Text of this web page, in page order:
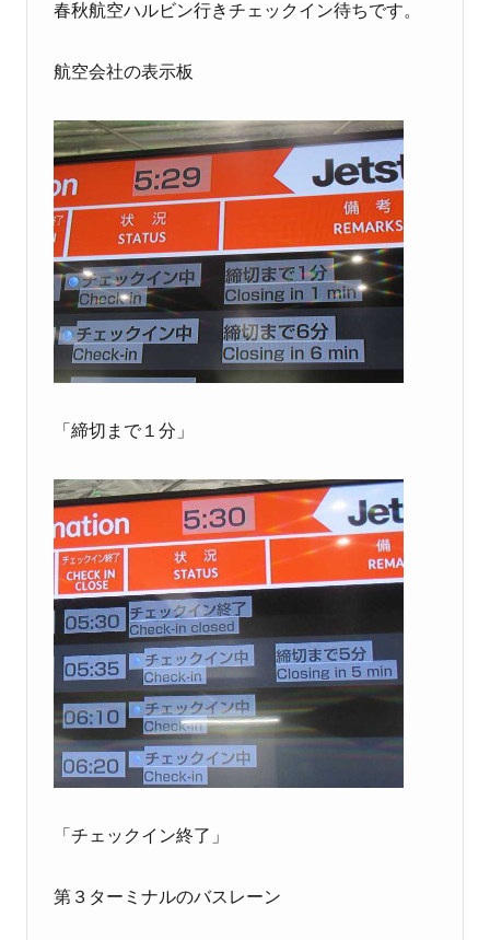
春秋航空ハルビン行きチェックイン待ちです。
航空会社の表示板
「締切まで１分」
「チェックイン終了」
第３ターミナルのバスレーン